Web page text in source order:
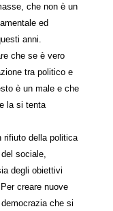
che non è un
ed
anni.
che se è vero
tra politico e
è un male e che
la si tenta
rifiuto della politica
sociale,
degli obiettivi
creare nuove
che si